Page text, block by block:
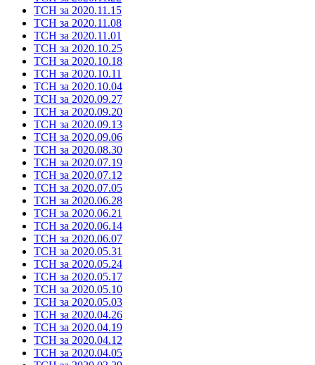
ТСН за 2020.11.15
ТСН за 2020.11.08
ТСН за 2020.11.01
ТСН за 2020.10.25
ТСН за 2020.10.18
ТСН за 2020.10.11
ТСН за 2020.10.04
ТСН за 2020.09.27
ТСН за 2020.09.20
ТСН за 2020.09.13
ТСН за 2020.09.06
ТСН за 2020.08.30
ТСН за 2020.07.19
ТСН за 2020.07.12
ТСН за 2020.07.05
ТСН за 2020.06.28
ТСН за 2020.06.21
ТСН за 2020.06.14
ТСН за 2020.06.07
ТСН за 2020.05.31
ТСН за 2020.05.24
ТСН за 2020.05.17
ТСН за 2020.05.10
ТСН за 2020.05.03
ТСН за 2020.04.26
ТСН за 2020.04.19
ТСН за 2020.04.12
ТСН за 2020.04.05